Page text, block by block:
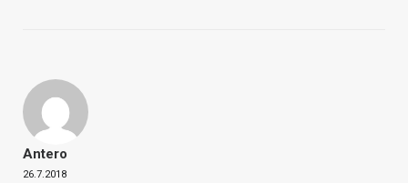
Antero
26.7.2018